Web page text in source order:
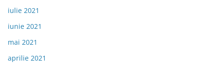
iulie 2021
iunie 2021
mai 2021
aprilie 2021